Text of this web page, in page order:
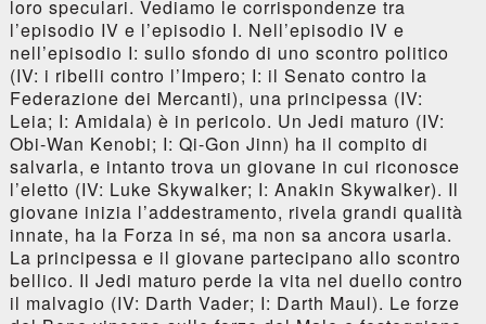
loro speculari. Vediamo le corrispondenze tra
l’episodio IV e l’episodio I. Nell’episodio IV e
nell’episodio I: sullo sfondo di uno scontro politico
(IV: i ribelli contro l’Impero; I: il Senato contro la
Federazione dei Mercanti), una principessa (IV:
Leia; I: Amidala) è in pericolo. Un Jedi maturo (IV:
Obi-Wan Kenobi; I: Qi-Gon Jinn) ha il compito di
salvarla, e intanto trova un giovane in cui riconosce
l’eletto (IV: Luke Skywalker; I: Anakin Skywalker). Il
giovane inizia l’addestramento, rivela grandi qualità
innate, ha la Forza in sé, ma non sa ancora usarla.
La principessa e il giovane partecipano allo scontro
bellico. Il Jedi maturo perde la vita nel duello contro
il malvagio (IV: Darth Vader; I: Darth Maul). Le forze